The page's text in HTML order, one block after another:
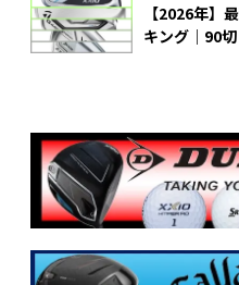
【2026年】
キング｜90